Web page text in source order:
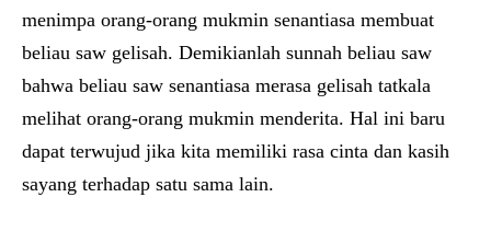
menimpa orang-orang mukmin senantiasa membuat
beliau saw gelisah. Demikianlah sunnah beliau saw
bahwa beliau saw senantiasa merasa gelisah tatkala
melihat orang-orang mukmin menderita. Hal ini baru
dapat terwujud jika kita memiliki rasa cinta dan kasih
sayang terhadap satu sama lain.